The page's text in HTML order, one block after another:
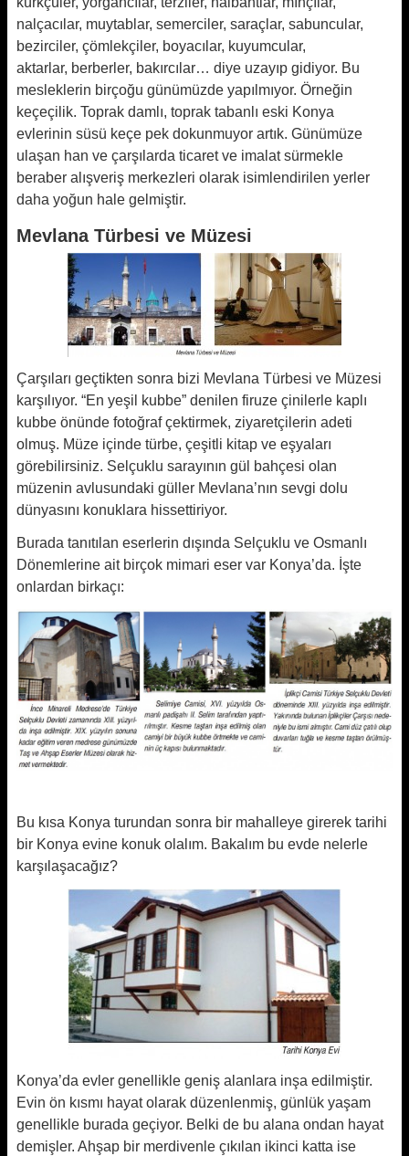
nalçacılar, muytablar, semerciler, saraçlar, sabuncular,
bezirciler, çömlekçiler, boyacılar, kuyumcular,
aktarlar, berberler, bakırcılar… diye uzayıp gidiyor. Bu
mesleklerin birçoğu günümüzde yapılmıyor. Örneğin
keçeçilik. Toprak damlı, toprak tabanlı eski Konya
evlerinin süsü keçe pek dokunmuyor artık. Günümüze
ulaşan han ve çarşılarda ticaret ve imalat sürmekle
beraber alışveriş merkezleri olarak isimlendirilen yerler
daha yoğun hale gelmiştir.
Mevlana Türbesi ve Müzesi
Çarşıları geçtikten sonra bizi Mevlana Türbesi ve Müzesi
karşılıyor. “En yeşil kubbe” denilen firuze çinilerle kaplı
kubbe önünde fotoğraf çektirmek, ziyaretçilerin adeti
olmuş. Müze içinde türbe, çeşitli kitap ve eşyaları
görebilirsiniz. Selçuklu sarayının gül bahçesi olan
müzenin avlusundaki güller Mevlana’nın sevgi dolu
dünyasını konuklara hissettiriyor.
Burada tanıtılan eserlerin dışında Selçuklu ve Osmanlı
Dönemlerine ait birçok mimari eser var Konya’da. İşte
onlardan birkaçı:
Bu kısa Konya turundan sonra bir mahalleye girerek tarihi
bir Konya evine konuk olalım. Bakalım bu evde nelerle
karşılaşacağız?
Konya’da evler genellikle geniş alanlara inşa edilmiştir.
Evin ön kısmı hayat olarak düzenlenmiş, günlük yaşam
genellikle burada geçiyor. Belki de bu alana ondan hayat
demişler. Ahşap bir merdivenle çıkılan ikinci katta ise